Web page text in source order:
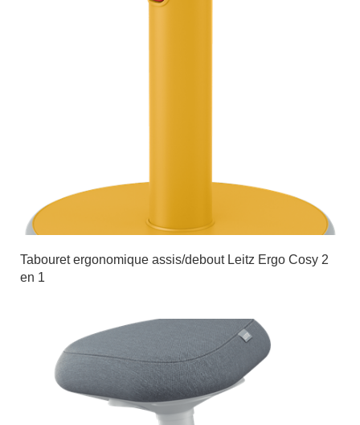
Tabouret ergonomique assis/debout Leitz Ergo Cosy 2
en 1